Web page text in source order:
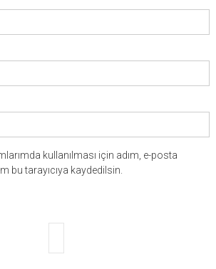
kullanılması için adım, e-posta
bu tarayıcıya kaydedilsin.